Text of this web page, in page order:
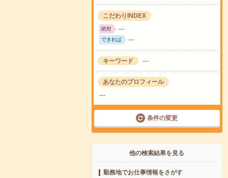
こだわりINDEX
絶対 ---
できれば ---
キーワード ---
あなたのプロフィール
---
条件の変更
他の検索結果を見る
勤務地でお仕事情報をさがす